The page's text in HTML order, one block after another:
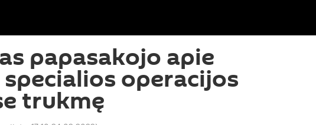
papasakojo apie
specialios operacijos
trukmę